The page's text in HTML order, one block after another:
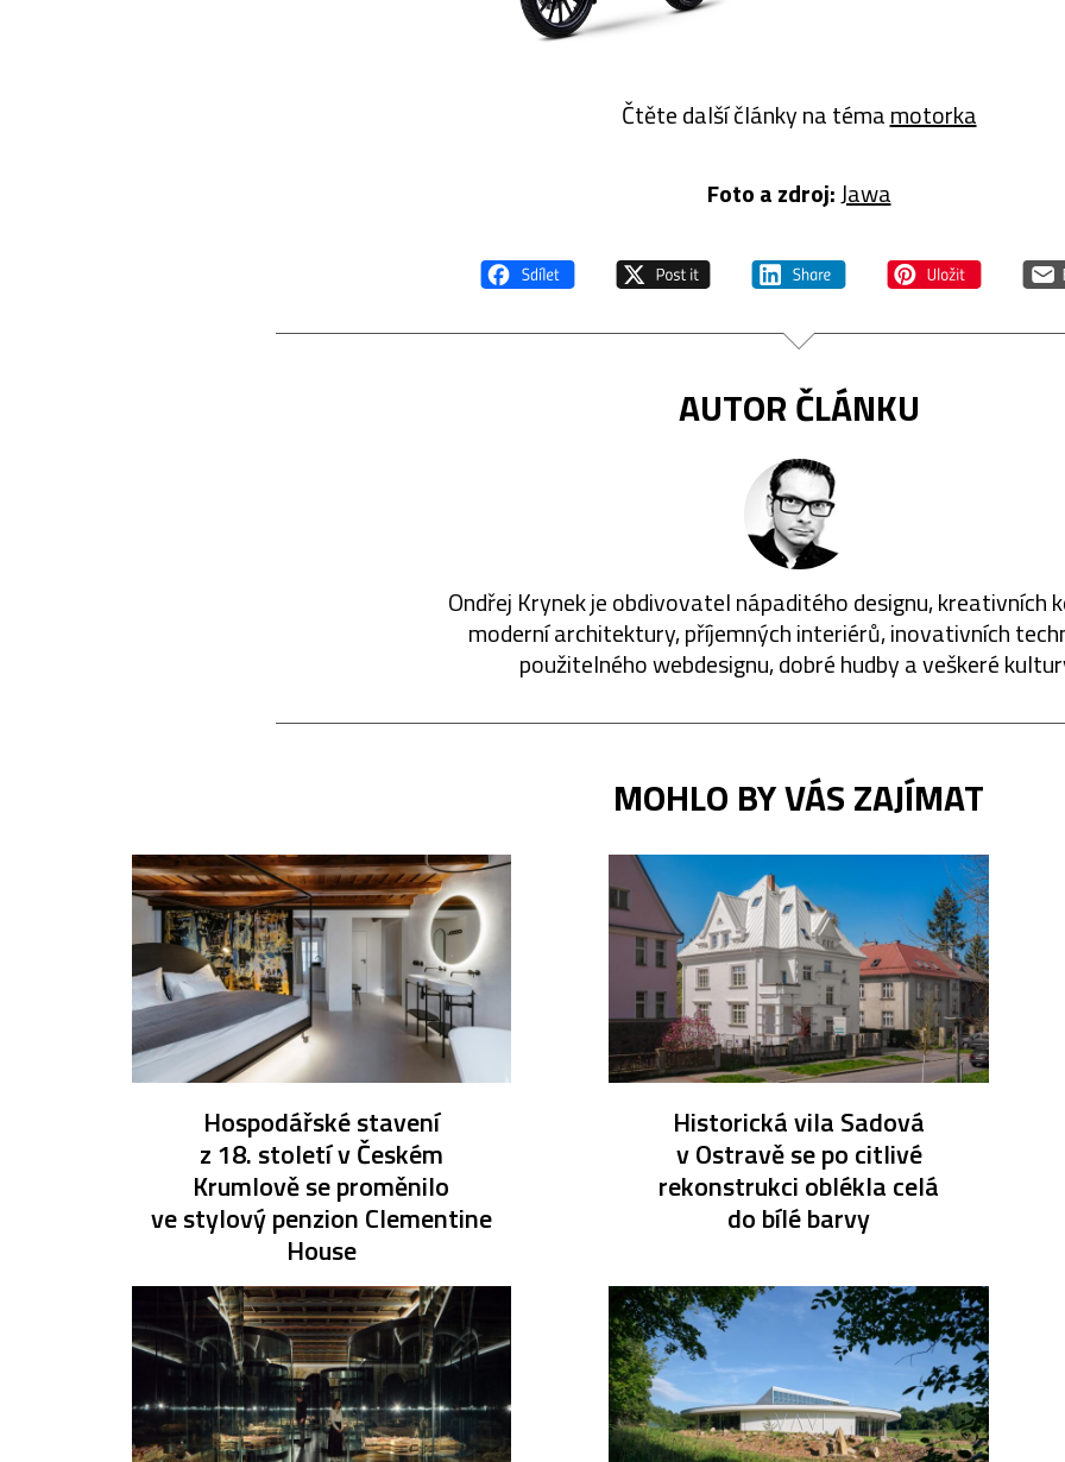
Čtěte další články na témamotorka
Foto a zdroj:Jawa
AUTOR ČLÁNKU
Ondřej Krynek je obdivovatel nápaditého designu, kreativních
moderní architektury, příjemných interiérů, inovativních
použitelného webdesignu, dobré hudby a veškeré
MOHLO BY VÁS ZAJÍMAT
Hospodářské stavení
z 18. století v Českém
Krumlově se proměnilo
ve stylový penzion Clementine
House
Historická vila Sadová
v Ostravě se po citlivé
rekonstrukci oblékla celá
do bílé barvy